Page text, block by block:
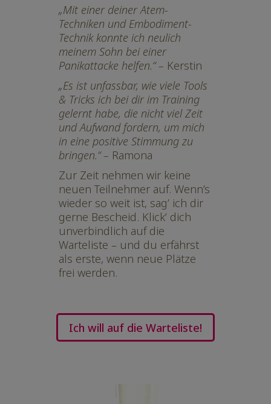
„Mit einer deiner Atem-
Techniken und Embodiment-
Technik konnte ich neulich
meinem Sohn bei einer
Panikattacke helfen.“ – Kerstin
„Es ist unfassbar, wie viele Tools
& Tricks ich bei dir im Training
gelernt habe, die nicht viel Zeit
und Aufwand fordern, um mich
in eine positive Stimmung zu
bringen.“ – Ramona
Zur Zeit nehmen wir keine
neuen Teilnehmer auf. Wenn’s
wieder so weit ist, sag’ ich dir
gerne Bescheid. Klick’ dich
unverbindlich auf die
Warteliste – und du erfährst
als erste, wenn neue Plätze
frei werden.
Ich will auf die Warteliste!